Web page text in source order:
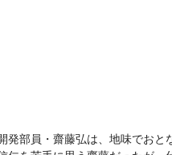
発部員・齋藤弘は、地味でお